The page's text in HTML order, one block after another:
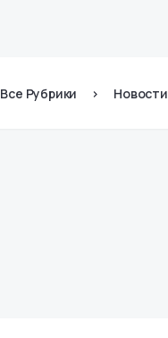
Все Рубрики > Новости